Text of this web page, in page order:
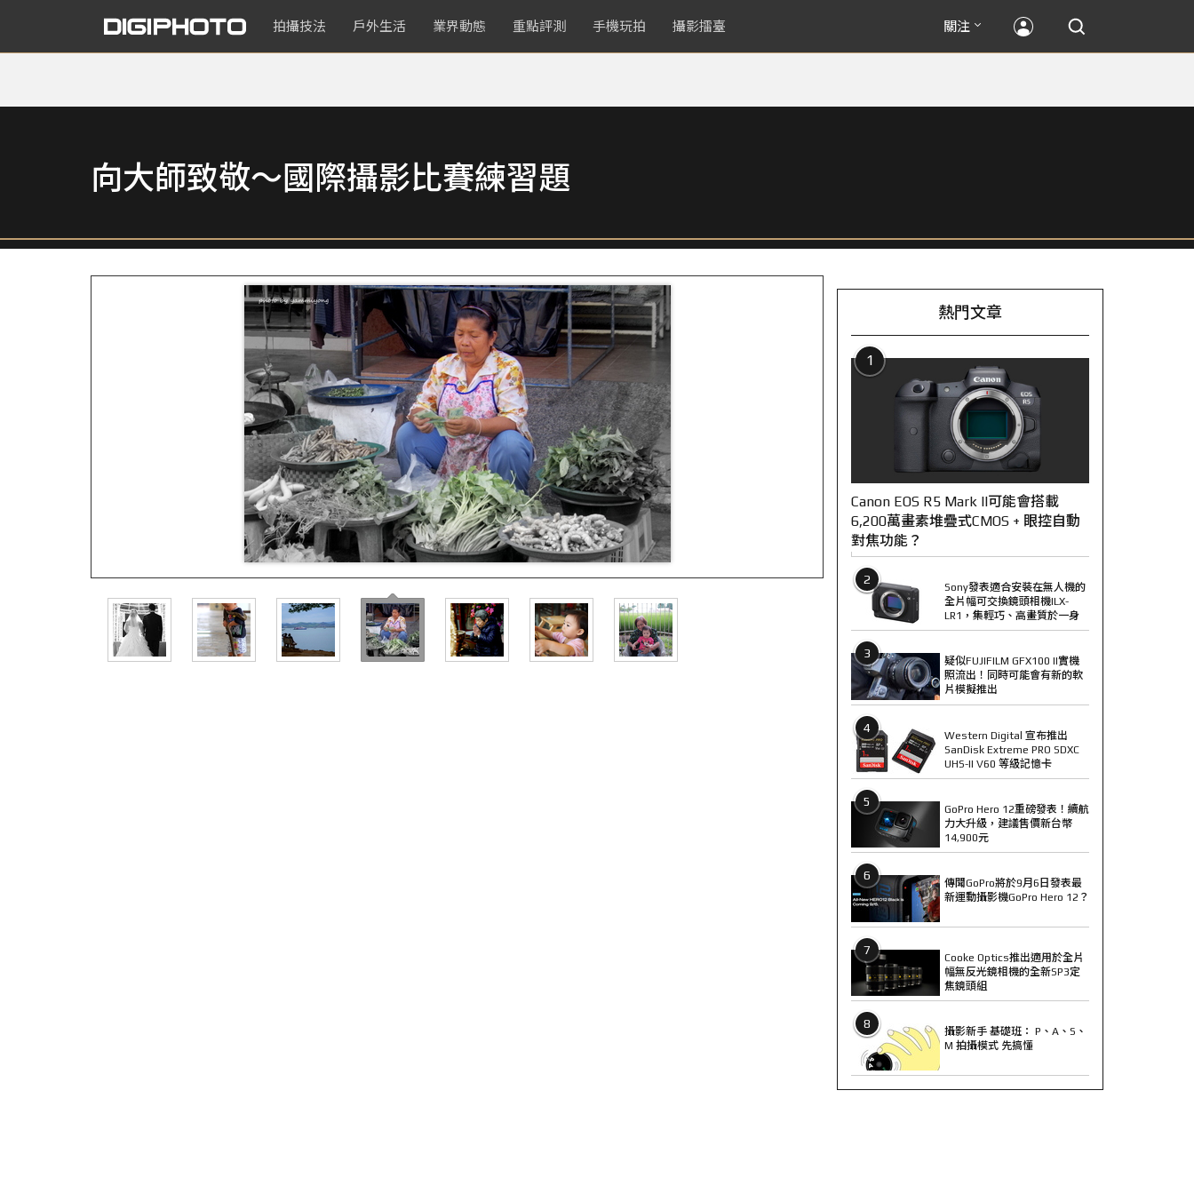
拍攝技法 戶外生活 業界動態 重點評測 手機玩拍 攝影擂臺 關注
向大師致敬～國際攝影比賽練習題
熱門文章
1
Canon EOS R5 Mark II可能會搭載
6,200萬畫素堆疊式CMOS + 眼控自動
對焦功能？
2
Sony發表適合安裝在無人機的
全片幅可交換鏡頭相機ILX-
LR1，集輕巧、高畫質於一身
3
疑似FUJIFILM GFX100 II實機
照流出！同時可能會有新的軟
片模擬推出
4
Western Digital 宣布推出
SanDisk Extreme PRO SDXC
UHS-II V60 等級記憶卡
5
GoPro Hero 12重磅發表！續航
力大升級，建議售價新台幣
14,900元
6
傳聞GoPro將於9月6日發表最
新運動攝影機GoPro Hero 12？
7
Cooke Optics推出適用於全片
幅無反光鏡相機的全新SP3定
焦鏡頭組
8
攝影新手 基礎班： P、A、S、
M 拍攝模式 先搞懂